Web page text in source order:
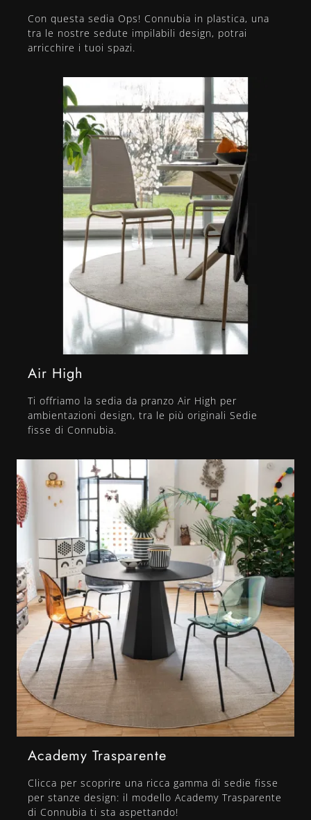
Con questa sedia Ops! Connubia in plastica, una
tra le nostre sedute impilabili design, potrai
arricchire i tuoi spazi.
Air High
Ti offriamo la sedia da pranzo Air High per
ambientazioni design, tra le più originali Sedie
fisse di Connubia.
Academy Trasparente
Clicca per scoprire una ricca gamma di sedie fisse
per stanze design: il modello Academy Trasparente
di Connubia ti sta aspettando!